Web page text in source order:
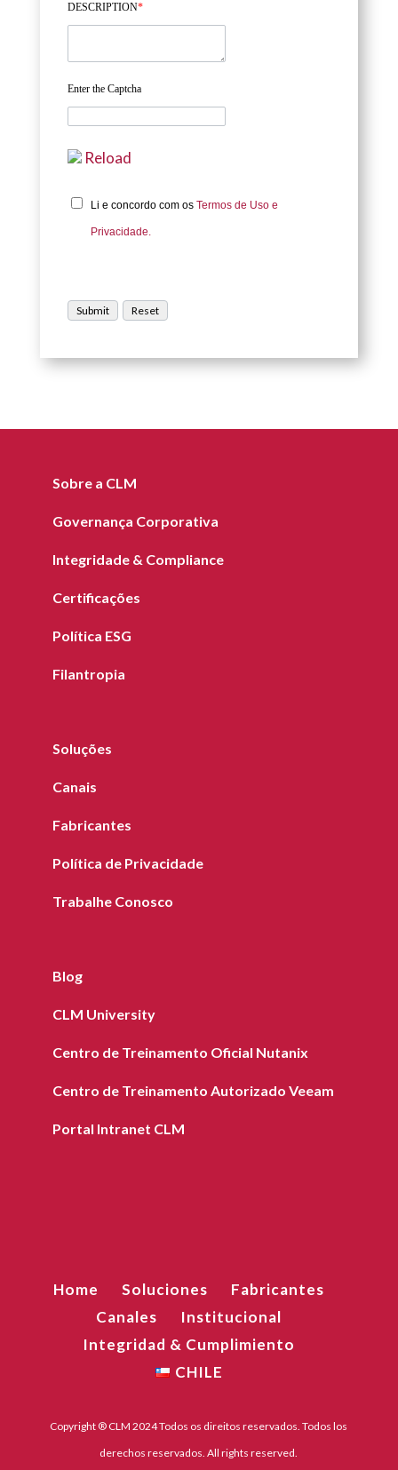
DESCRIPTION*
Enter the Captcha
Reload
Li e concordo com os Termos de Uso e
Privacidade.
Sobre a CLM
Governança Corporativa
Integridade & Compliance
Certificações
Política ESG
Filantropia
Soluções
Canais
Fabricantes
Política de Privacidade
Trabalhe Conosco
Blog
CLM University
Centro de Treinamento Oficial Nutanix
Centro de Treinamento Autorizado Veeam
Portal Intranet CLM
Home Soluciones
Fabricantes
Canales
Institucional
Integridad & Cumplimiento
CHILE
Copyright ® CLM 2024 Todos os direitos reservados. Todos los
derechos reservados. All rights reserved.